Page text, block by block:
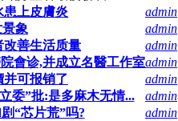
患上皮膚炎
admin
象
admin
改善生活质量
admin
會诊,并成立名醫工作室admin
并可报销了
admin
委”批:是多麻木无情...
admin
“芯片荒”吗?
admin